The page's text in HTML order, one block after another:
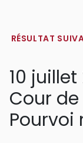
RÉSULTAT
10
Cour
Pourvoi